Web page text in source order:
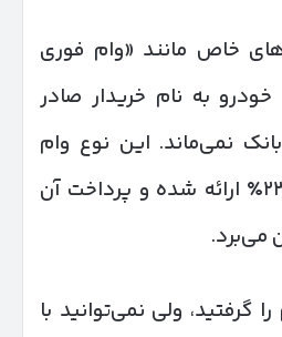
خاص مانند «وام فوری
به نام خریدار صادر
نمی‌ماند. این نوع وام
معمولاً با نرخ سود ۲۳٪ ارائه شده و پرداخت آن
گرفتید، ولی نمی‌توانید با